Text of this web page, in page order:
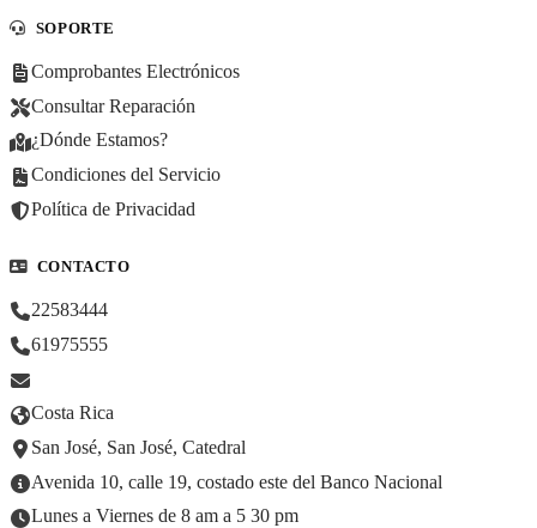
SOPORTE
Comprobantes Electrónicos
Consultar Reparación
¿Dónde Estamos?
Condiciones del Servicio
Política de Privacidad
CONTACTO
22583444
61975555
Costa Rica
San José, San José, Catedral
Avenida 10, calle 19, costado este del Banco Nacional
Lunes a Viernes de 8 am a 5 30 pm